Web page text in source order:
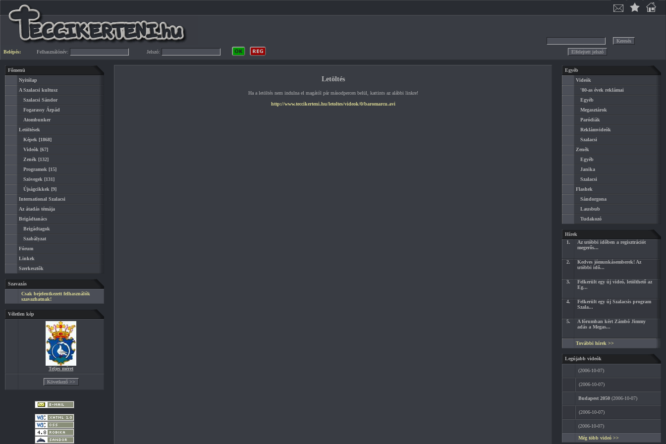
Belépés: Felhasználónév: Jelszó:
Főmenü
Nyitólap
A Szalacsi kultusz
Szalacsi Sándor
Fogarassy Árpád
Atombunker
Letöltések
Képek [1868]
Videók [67]
Zenék [132]
Programok [15]
Szövegek [131]
Újságcikkek [9]
International Szalacsi
Az átadás témája
Brigádtanács
Brigádtagok
Szabályzat
Fórum
Linkek
Szerkesztők
Szavazás
Csak bejelentkezett felhasználók
szavazhatnak!
Véletlen kép
Teljes méret
Letöltés
Ha a letöltés nem indulna el magától pár másodpercen belül, kattints az alábbi linkre!
http://www.teccikerteni.hu/letoltes/videok/0/baromarcu.avi
Egyéb
Videók
'80-as évek reklámai
Egyéb
Megasztárok
Paródiák
Reklámvideók
Szalacsi
Zenék
Egyéb
Janika
Szalacsi
Flashek
Sándorgona
Lausbub
Tudakozó
Hírek
1.
Az utóbbi időben a regisztrációt
megerős...
2.
Kedves jómunkásemberek! Az
utóbbi idő...
3.
Felkerült egy új videó, letölthető az
Eg...
4.
Felkerült egy új Szalacsis program
Szala...
5.
A fórumban kért Zámbó Jimmy
adás a Megas...
További hírek >>
Legújabb videók
(2006-10-07)
(2006-10-07)
Budapest 2050 (2006-10-07)
(2006-10-07)
(2006-10-07)
Még több videó >>